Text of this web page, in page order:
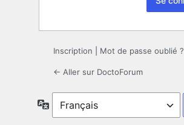
Inscription Mot de passe oublié ?
← Aller sur DoctoForum
Langue